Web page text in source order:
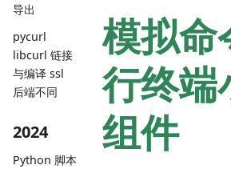
导出
pycurl
libcurl 链接
与编译 ssl
后端不同
2024
Python 脚本
模拟命
行终端
组件